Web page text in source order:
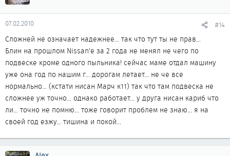
07.02.2010 #14
Сложней не означает надежнее... так что тут ты не прав...
Блин на прошлом Nissan'е за 2 года не менял не чего по
подвеске кроме одного пыльника! сейчас маме отдал машину
уже она год по нашим г... дорогам летает... не че все
нормально... (кстати нисан Марч к11) так что там подвеска не
сложнее уж точно... однако работает... у друга нисан кариб что
ли... точно не помню... тоже говорит проблем не знаю... я на
своей год езжу... тишина и покой...